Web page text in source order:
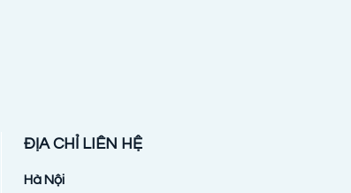
ĐỊA CHỈ LIÊN HỆ
Hà Nội